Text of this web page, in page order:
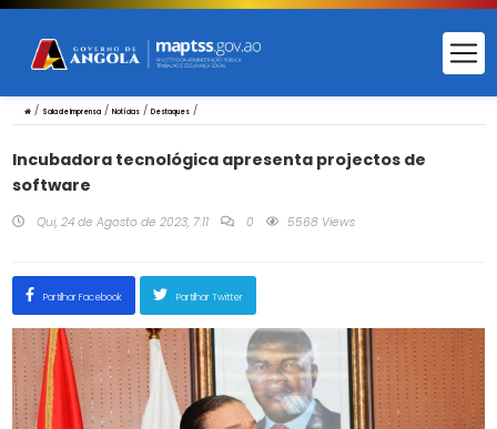
/ Sala de Imprensa/ Notícias/ Destaques/
Incubadora tecnológica apresenta projectos de
software
Qui, 24 de Agosto de 2023, 7:11 0 5568 Views
Partilhar Facebook Partilhar Twitter